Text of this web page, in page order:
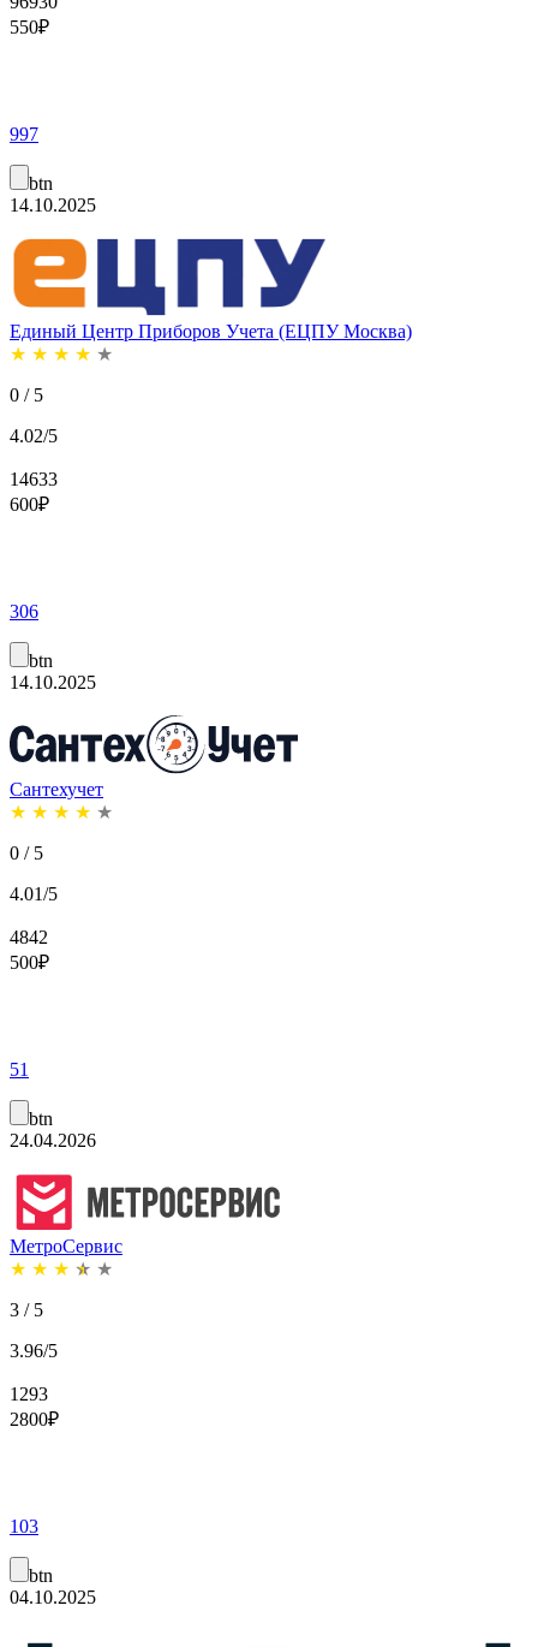
550₽
997
btn
14.10.2025
Единый Центр Приборов Учета (ЕЦПУ Москва)
★ ★ ★ ★ ★
0 / 5
4.02/5
14633
600₽
306
btn
14.10.2025
Сантехучет
★ ★ ★ ★ ★
0 / 5
4.01/5
4842
500₽
51
btn
24.04.2026
МетроСервис
★ ★ ★ ★ ★
3 / 5
3.96/5
1293
2800₽
103
btn
04.10.2025